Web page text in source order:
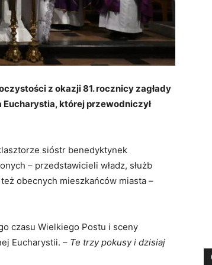
z okazji 81. rocznicy zagłady
Eucharystia, której przewodniczył
sióstr benedyktynek
– przedstawicieli władz, służb
obecnych mieszkańców miasta –
czasu Wielkiego Postu i sceny
Eucharystii. – Te trzy pokusy i dzisiaj